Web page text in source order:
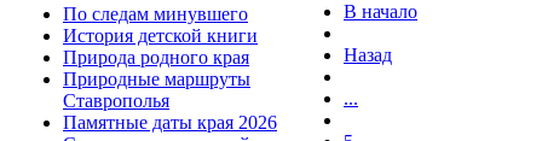
По следам минувшего
История детской книги
Природа родного края
Природные маршруты
Ставрополья
Памятные даты края 2026
В начало
Назад
...